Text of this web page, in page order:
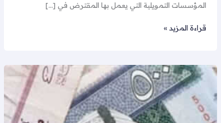
المؤسسات التمويلية التي يعمل بها المقترض في […]
قراءة المزيد »
تسديد
قروض
تبوك
تيماء
ضباء